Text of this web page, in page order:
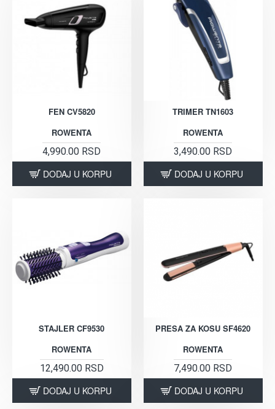
FEN CV5820
ROWENTA
4,990.00 RSD
DODAJ U KORPU
TRIMER TN1603
ROWENTA
3,490.00 RSD
DODAJ U KORPU
STAJLER CF9530
ROWENTA
12,490.00 RSD
DODAJ U KORPU
PRESA ZA KOSU SF4620
ROWENTA
7,490.00 RSD
DODAJ U KORPU